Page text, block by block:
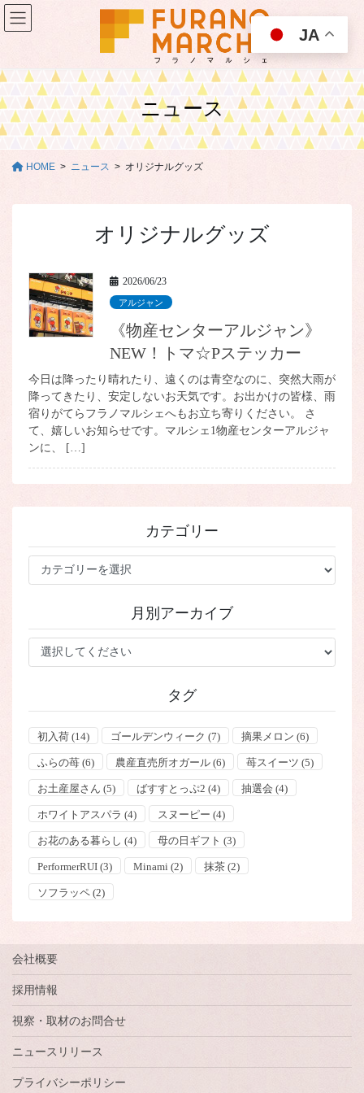
コ
ン
ツ
移
動
ナ
ビ
シ
ン
に
ニュース
HOME ニュース オリジナルグッズ
オリジナルグッズ
2026/06/23
アルジャン
《物産センターアルジャン》
NEW！トマ☆Pステッカー
今日は降ったり晴れたり、遠くのは青空なのに、突然大雨が
降ってきたり、安定しないお天気です。お出かけの皆様、雨
宿りがてらフラノマルシェへもお立ち寄りください。 さ
て、嬉しいお知らせです。マルシェ1物産センターアルジャ
ンに、 […]
カテゴリー
ー
月別アーカイブ
タグ
初入荷(14) ゴールデンウィーク (7) 摘果メロン (6)
ふらの苺(6) 農産直売所オガール(6) 苺スイーツ (5)
お土産屋さん (5) ばすすとっぷ2 (4) 抽選会 (4)
ホワイトアスパラ (4) スヌーピー (4)
お花のある暮らし (4) 母の日ギフト (3)
PerformerRUI(3) Minami (2) 抹茶(2)
ソフラッペ(2)
会社概要
採用情報
視察・取材のお問合せ
ニュースリリース
プライバシーポリシー
JA